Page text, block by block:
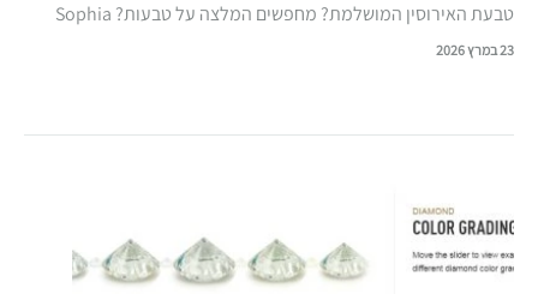
טבעת האירוסין המושלמת? מחפשים המלצה על טבעות? Sophia
האחרונה באופנת תכשיטי…
23 במרץ 2026